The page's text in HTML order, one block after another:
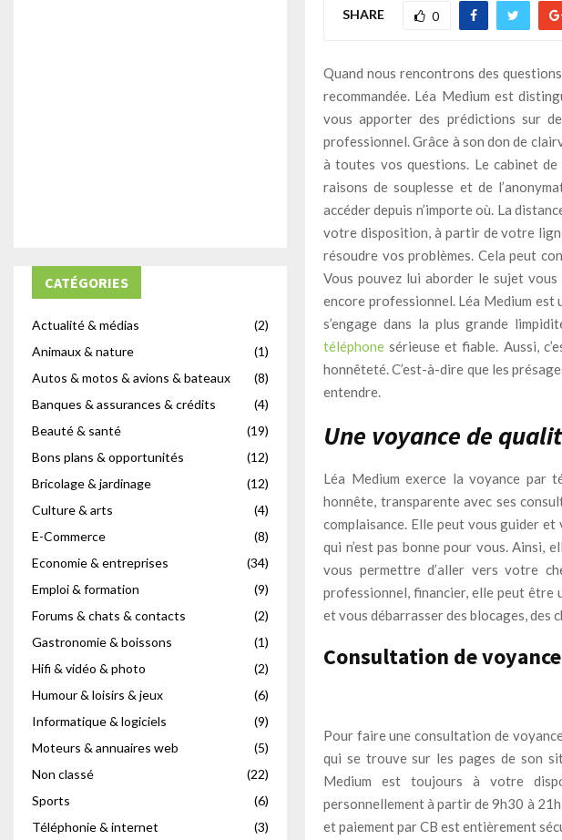
SHARE 0
Quand nous rencontrons des
recommandée. Léa Medium est
vous apporter des prédictions sur
professionnel. Grâce à son don de
à toutes vos questions. Le cabinet
raisons de souplesse et de
accéder depuis n’importe où. La
votre disposition, à partir de votre
résoudre vos problèmes. Cela peut
Vous pouvez lui aborder le sujet vous
encore professionnel. Léa Medium est
s’engage dans la plus grande
téléphone sérieuse et fiable. Aussi,
honnêteté. C’est-à-dire que les
entendre.
Une voyance de
Léa Medium exerce la voyance par
honnête, transparente avec ses
complaisance. Elle peut vous guider
qui n’est pas bonne pour vous.
vous permettre d’aller vers votre
professionnel, financier, elle peut être
et vous débarrasser des blocages, des
Consultation de
Pour faire une consultation de
qui se trouve sur les pages de son
Medium est toujours à votre
personnellement à partir de 9h30 à
et paiement par CB est entièrement
CATÉGORIES
Actualité & médias
(2)
Animaux & nature
(1)
Autos & motos & avions & bateaux
(8)
Banques & assurances & crédits
(4)
Beauté & santé
(19)
Bons plans & opportunités
(12)
Bricolage & jardinage
(12)
Culture & arts
(4)
E-Commerce
(8)
Economie & entreprises
(34)
Emploi & formation
(9)
Forums & chats & contacts
(2)
Gastronomie & boissons
(1)
Hifi & vidéo & photo
(2)
Humour & loisirs & jeux
(6)
Informatique & logiciels
(9)
Moteurs & annuaires web
(5)
Non classé
(22)
Sports
(6)
Téléphonie & internet
(3)